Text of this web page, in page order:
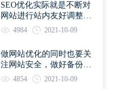
SEO优化实际就是不断对
网站进行站内友好调整直
到符合优化规则
4984 2021-10-09
做网站优化的同时也要关
注网站安全，做好备份工
作 4854 2021-10-09